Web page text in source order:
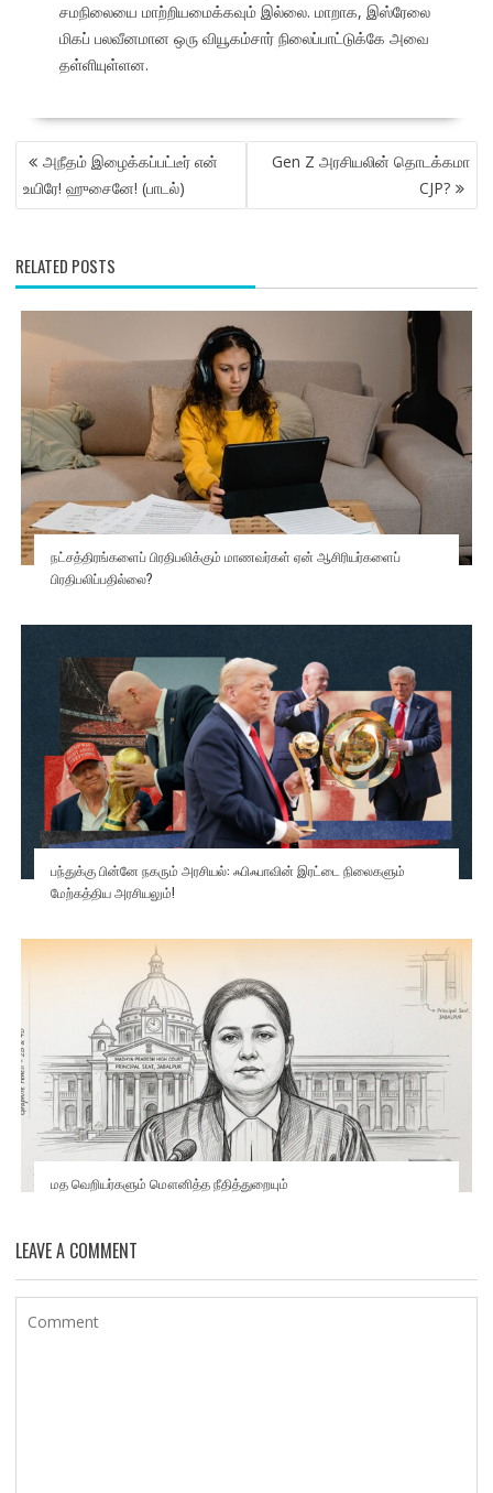
சமநிலையை மாற்றியமைக்கவும் இல்லை. மாறாக, இஸ்ரேலை
மிகப் பலவீனமான ஒரு வியூகம்சார் நிலைப்பாட்டுக்கே அவை
தள்ளியுள்ளன.
POST
NAVIGATION
அநீதம் இழைக்கப்பட்டீர் என்
உயிரே! ஹுசைனே! (பாடல்)
Gen Z அரசியலின் தொடக்கமா
CJP?
RELATED POSTS
நட்சத்திரங்களைப் பிரதிபலிக்கும் மாணவர்கள் ஏன் ஆசிரியர்களைப்
பிரதிபலிப்பதில்லை?
பந்துக்கு பின்னே நகரும் அரசியல்: ஃபிஃபாவின் இரட்டை நிலைகளும்
மேற்கத்திய அரசியலும்!
மத வெறியர்களும் மௌனித்த நீதித்துறையும்
LEAVE A COMMENT